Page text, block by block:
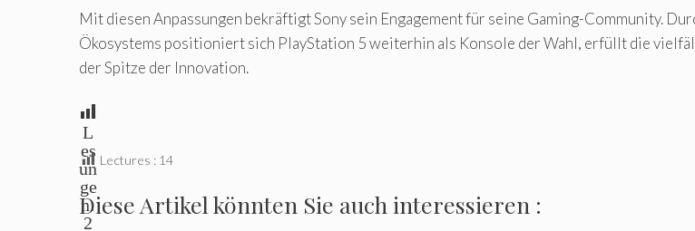
Mit diesen Anpassungen bekräftigt Sony sein Engagement für seine Gaming-Community.
Ökosystems positioniert sich PlayStation 5 weiterhin als Konsole der Wahl, erfüllt die
der Spitze der Innovation.
L
es
un
ge
n:
2
Lectures : 14
Diese Artikel könnten Sie auch interessieren :